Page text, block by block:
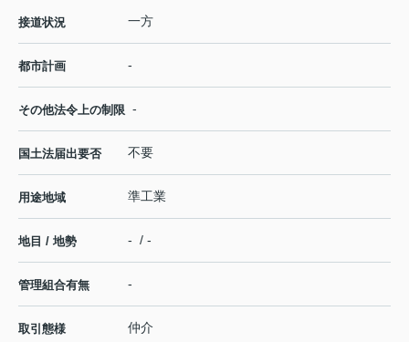
接道状況 一方
都市計画 -
その他法令上の制限 -
国土法届出要否 不要
用途地域 準工業
地目 / 地勢 - / -
管理組合有無 -
取引態様 仲介